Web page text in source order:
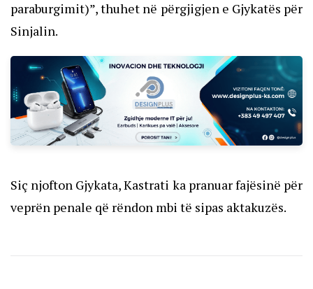
paraburgimit)”, thuhet në përgjigjen e Gjykatës për
Sinjalin.
Siç njofton Gjykata, Kastrati ka pranuar fajësinë për
veprën penale që rëndon mbi të sipas aktakuzës.